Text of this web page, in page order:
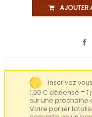
AJOUTER
Inscrivez
1,00 € dépensé =
sur une
Votre panier